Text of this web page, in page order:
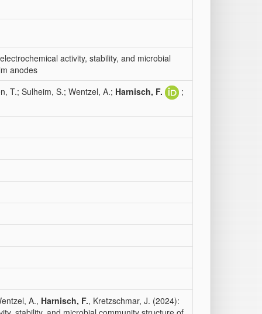
activity, stability, and microbial
anodes
T.; Sulheim, S.; Wentzel, A.; Harnisch, F. ;
A., Harnisch, F., Kretzschmar, J. (2024):